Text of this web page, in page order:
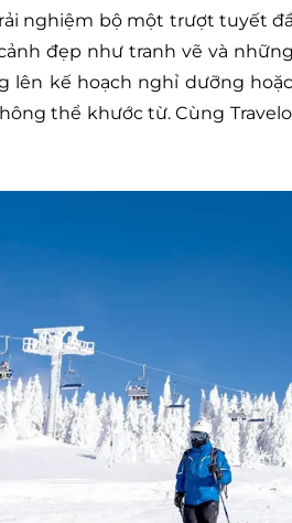
nghiệm bộ một trượt tuyết
đẹp như tranh vẽ và
lên kế hoạch nghỉ dưỡng
thể khước từ. Cùng